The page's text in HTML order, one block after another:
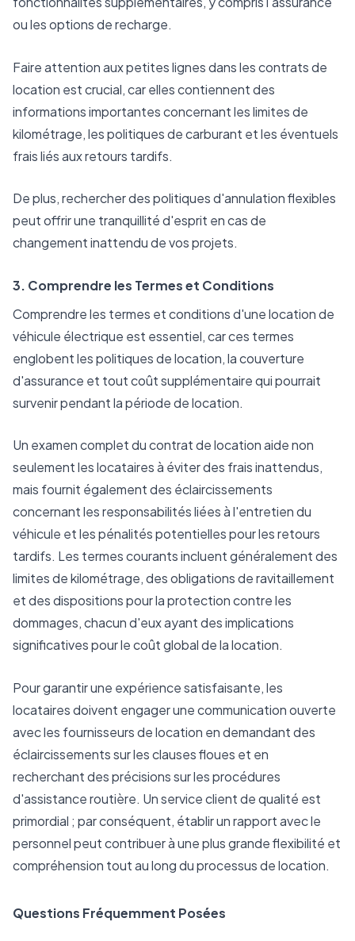
ou les options de recharge.
Faire attention aux petites lignes dans les contrats de
location est crucial, car elles contiennent des
informations importantes concernant les limites de
kilométrage, les politiques de carburant et les éventuels
frais liés aux retours tardifs.
De plus, rechercher des politiques d'annulation flexibles
peut offrir une tranquillité d'esprit en cas de
changement inattendu de vos projets.
3. Comprendre les Termes et Conditions
Comprendre les termes et conditions d'une location de
véhicule électrique est essentiel, car ces termes
englobent les politiques de location, la couverture
d'assurance et tout coût supplémentaire qui pourrait
survenir pendant la période de location.
Un examen complet du contrat de location aide non
seulement les locataires à éviter des frais inattendus,
mais fournit également des éclaircissements
concernant les responsabilités liées à l'entretien du
véhicule et les pénalités potentielles pour les retours
tardifs. Les termes courants incluent généralement des
limites de kilométrage, des obligations de ravitaillement
et des dispositions pour la protection contre les
dommages, chacun d'eux ayant des implications
significatives pour le coût global de la location.
Pour garantir une expérience satisfaisante, les
locataires doivent engager une communication ouverte
avec les fournisseurs de location en demandant des
éclaircissements sur les clauses floues et en
recherchant des précisions sur les procédures
d'assistance routière. Un service client de qualité est
primordial ; par conséquent, établir un rapport avec le
personnel peut contribuer à une plus grande flexibilité et
compréhension tout au long du processus de location.
Questions Fréquemment Posées